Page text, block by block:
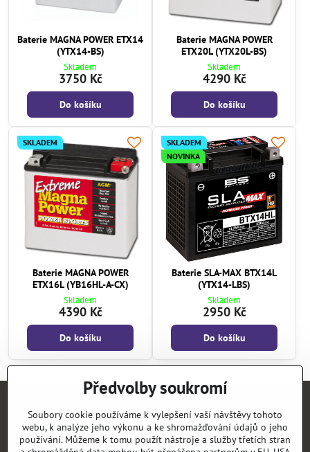
Baterie MAGNA POWER ETX14
(YTX14-BS)
Skladem
3750 Kč
Do košíku
Baterie MAGNA POWER
ETX20L (YTX20L-BS)
Skladem
4290 Kč
Do košíku
SKLADEM
Baterie MAGNA POWER
ETX16L (YB16HL-A-CX)
Skladem
4390 Kč
Do košíku
SKLADEM
NOVINKA
Baterie SLA-MAX BTX14L
(YTX14-LBS)
Skladem
2950 Kč
Do košíku
E-SHOP KATALOGY NEWS KONTAKT REFERENCE
Předvolby soukromí
Soubory cookie používáme k vylepšení vaší návštěvy tohoto
webu, k analýze jeho výkonu a ke shromažďování údajů o jeho
používání. Můžeme k tomu použít nástroje a služby třetích stran